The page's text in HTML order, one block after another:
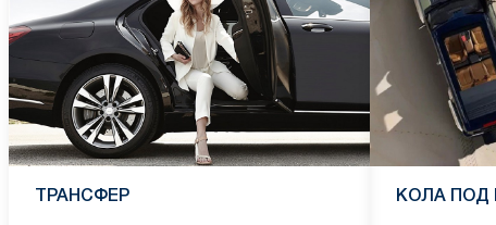
ТРАНСФЕР КОЛА ПОД